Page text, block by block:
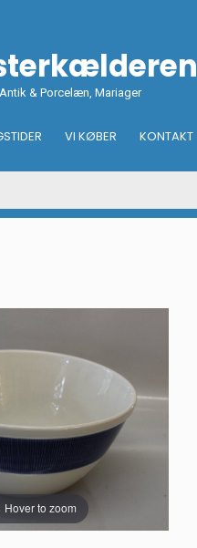
Antik & Porcelæn, Mariager
VI KØBER KONTAKT
Hover to zoom